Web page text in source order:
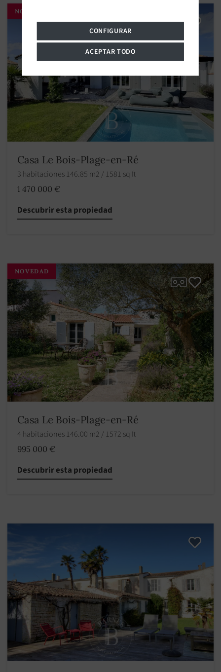
NOVEDAD
Casa Le Bois-Plage-en-Ré
3 habitaciones 146.85 m2 / 1581 sq ft
1 470 000 €
Descubrir esta propiedad
NOVEDAD
Casa Le Bois-Plage-en-Ré
4 habitaciones 146.00 m2 / 1572 sq ft
995 000 €
Descubrir esta propiedad
CONFIGURAR
ACEPTAR TODO